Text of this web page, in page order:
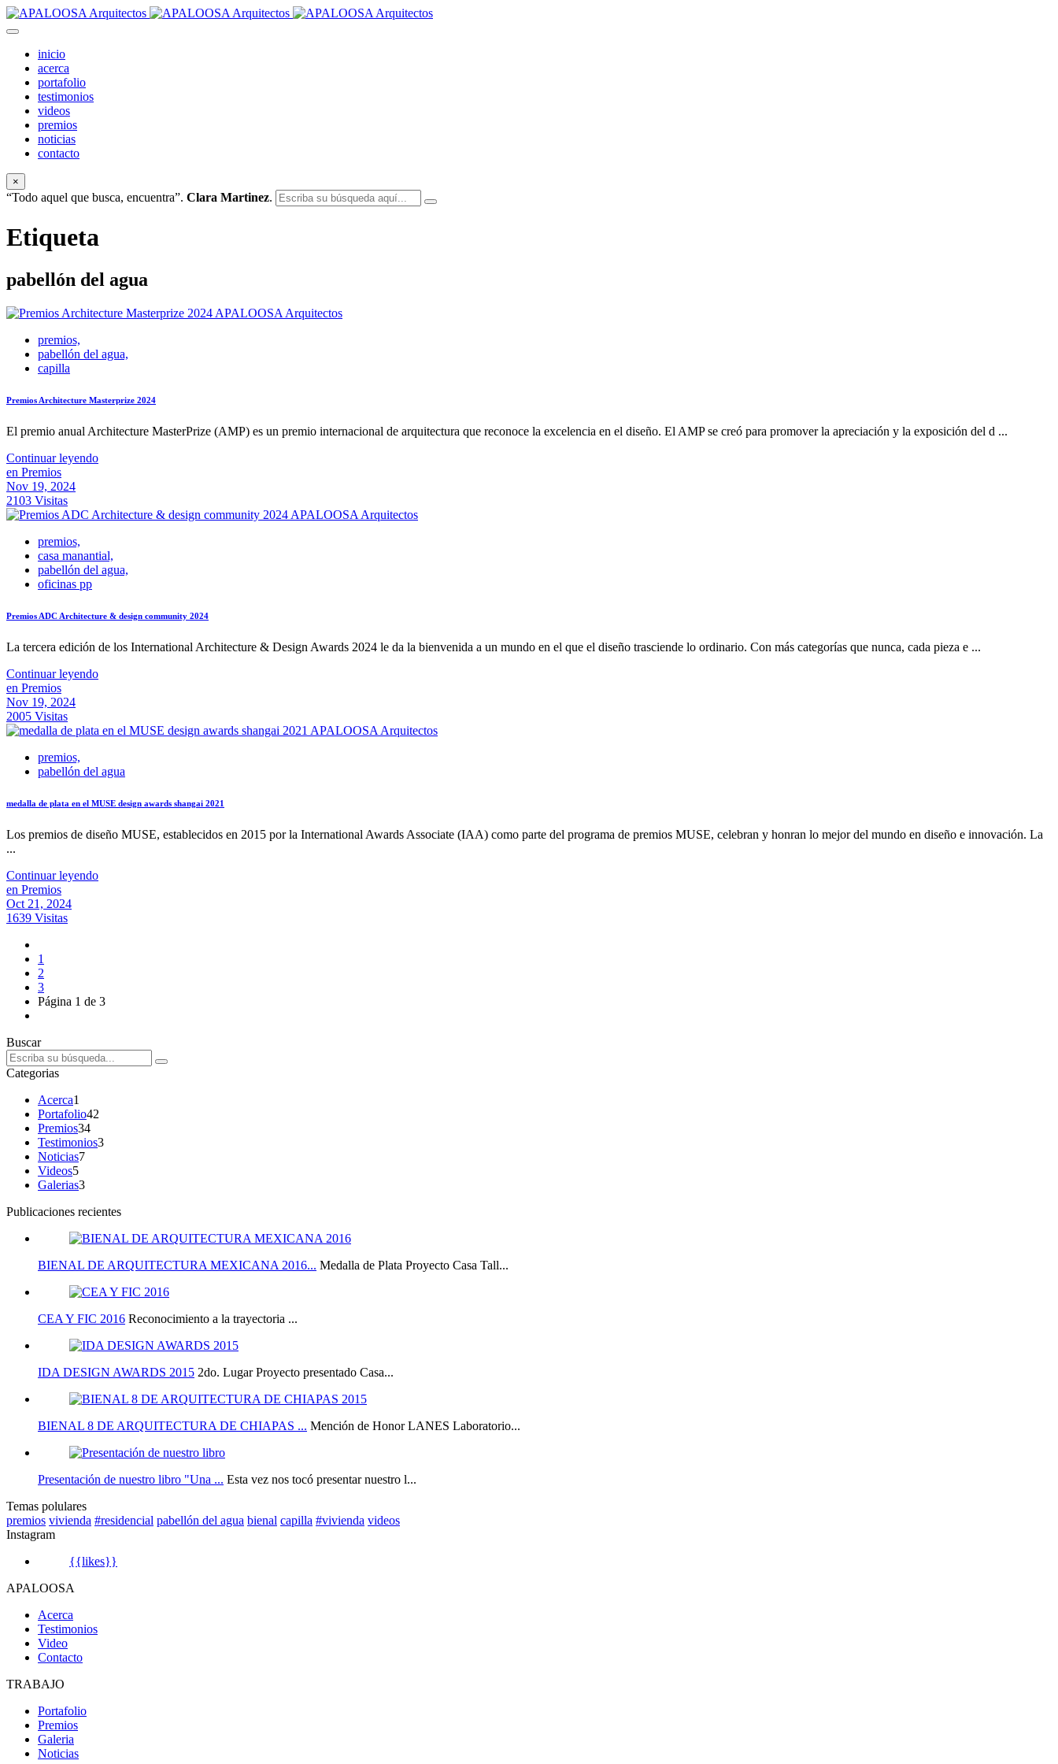
inicio
acerca
portafolio
testimonios
videos
premios
noticias
contacto
×
“Todo aquel que busca, encuentra”. Clara Martinez.
Etiqueta
pabellón del agua
premios,
pabellón del agua,
capilla
Premios Architecture Masterprize 2024
El premio anual Architecture MasterPrize (AMP) es un premio internacional de arquitectura que reconoce la excelencia en el diseño. El AMP se creó para promover la apreciación y la exposición del d ...
Continuar leyendo
en Premios
Nov 19, 2024
2103 Visitas
premios,
casa manantial,
pabellón del agua,
oficinas pp
Premios ADC Architecture & design community 2024
La tercera edición de los International Architecture & Design Awards 2024 le da la bienvenida a un mundo en el que el diseño trasciende lo ordinario. Con más categorías que nunca, cada pieza e ...
Continuar leyendo
en Premios
Nov 19, 2024
2005 Visitas
premios,
pabellón del agua
medalla de plata en el MUSE design awards shangai 2021
Los premios de diseño MUSE, establecidos en 2015 por la International Awards Associate (IAA) como parte del programa de premios MUSE, celebran y honran lo mejor del mundo en diseño e innovación. La
...
Continuar leyendo
en Premios
Oct 21, 2024
1639 Visitas
1
2
3
Página 1 de 3
Buscar
Categorias
Acerca1
Portafolio42
Premios34
Testimonios3
Noticias7
Videos5
Galerias3
Publicaciones recientes
BIENAL DE ARQUITECTURA MEXICANA 2016... Medalla de Plata Proyecto Casa Tall...
CEA Y FIC 2016 Reconocimiento a la trayectoria ...
IDA DESIGN AWARDS 2015 2do. Lugar Proyecto presentado Casa...
BIENAL 8 DE ARQUITECTURA DE CHIAPAS ... Mención de Honor LANES Laboratorio...
Presentación de nuestro libro "Una ... Esta vez nos tocó presentar nuestro l...
Temas polulares
premios vivienda #residencial pabellón del agua bienal capilla #vivienda videos
Instagram
{{likes}}
APALOOSA
Acerca
Testimonios
Video
Contacto
TRABAJO
Portafolio
Premios
Galeria
Noticias